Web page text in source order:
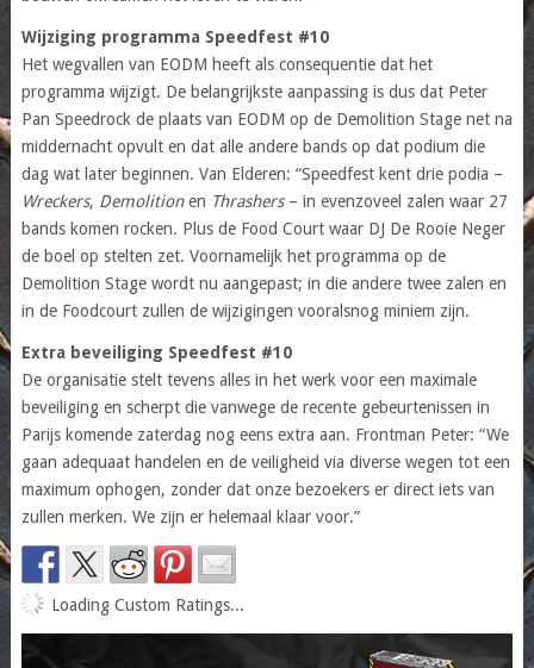
Wijziging programma Speedfest #10
Het wegvallen van EODM heeft als consequentie dat het
programma wijzigt. De belangrijkste aanpassing is dus dat Peter
Pan Speedrock de plaats van EODM op de Demolition Stage net na
middernacht opvult en dat alle andere bands op dat podium die
dag wat later beginnen. Van Elderen: “Speedfest kent drie podia –
Wreckers, Demolitionen Thrashers – in evenzoveel zalen waar 27
bands komen rocken. Plus de Food Court waar DJ De Rooie Neger
de boel op stelten zet. Voornamelijk het programma op de
Demolition Stage wordt nu aangepast; in die andere twee zalen en
in de Foodcourt zullen de wijzigingen vooralsnog miniem zijn.
Extra beveiliging Speedfest #10
De organisatie stelt tevens alles in het werk voor een maximale
beveiliging en scherpt die vanwege de recente gebeurtenissen in
Parijs komende zaterdag nog eens extra aan. Frontman Peter: “We
gaan adequaat handelen en de veiligheid via diverse wegen tot een
maximum ophogen, zonder dat onze bezoekers er direct iets van
zullen merken. We zijn er helemaal klaar voor.”
Loading Custom Ratings...